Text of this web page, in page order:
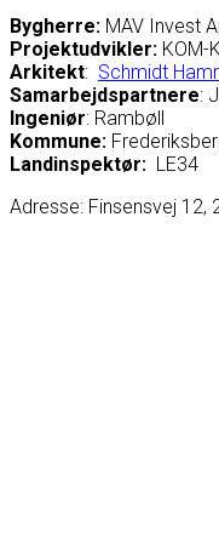
Bygherre: MAV Invest
Projektudvikler: KOM-
Arkitekt: Schmidt
Samarbejdspartnere:
Ingeniør: Rambøll
Kommune:
Landinspektør: LE34
Adresse: Finsensvej 12,